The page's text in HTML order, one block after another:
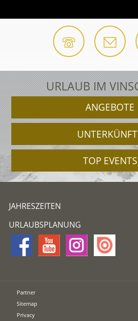
URLAUB IM
ANGEBOTE
TOP EVENTS
JAHRESZEITEN
URLAUBSPLANUNG
Partner
Sitemap
Privacy